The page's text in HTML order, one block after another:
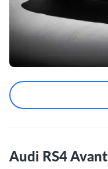
Audi RS4 Avant